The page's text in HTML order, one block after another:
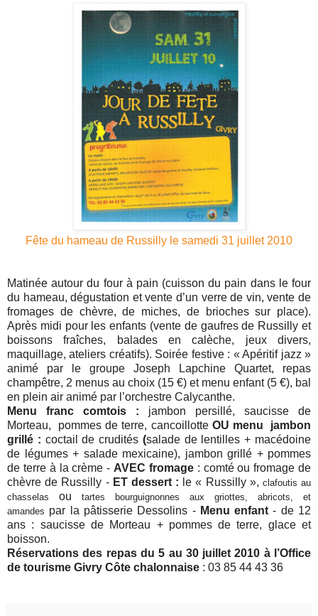
Fête du hameau de Russilly le samedi 31 juillet 2010
Matinée autour du four à pain (cuisson du pain dans le four
du hameau, dégustation et vente d’un verre de vin, vente de
fromages de chèvre, de miches, de brioches sur place).
Après midi pour les enfants (vente de gaufres de Russilly et
boissons fraîches, balades en calèche, jeux divers,
maquillage, ateliers créatifs). Soirée festive : « Apéritif jazz »
animé par le groupe Joseph Lapchine Quartet, repas
champêtre, 2 menus au choix (15 €) et menu enfant (5 €), bal
en plein air animé par l’orchestre Calycanthe.
Menu franc comtois : jambon persillé, saucisse de
Morteau, pommes de terre, cancoillotte OU menu jambon
grillé : coctail de crudités (salade de lentilles + macédoine
de légumes + salade mexicaine), jambon grillé + pommes
de terre à la crème - AVEC fromage : comté ou fromage de
chèvre de Russilly - ET dessert : le « Russilly », clafoutis au
chasselas
ou tartes bourguignonnes aux griottes, abricots, et
amandes par la pâtisserie Dessolins - Menu enfant- de 12
ans : saucisse de Morteau + pommes de terre, glace et
boisson.
Réservations des repas du 5 au 30 juillet 2010 à l’Office
de tourisme Givry Côte chalonnaise : 03 85 44 43 36